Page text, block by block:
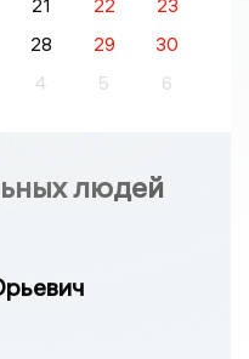
21 22
23
28 29
30
4 5 6
людей